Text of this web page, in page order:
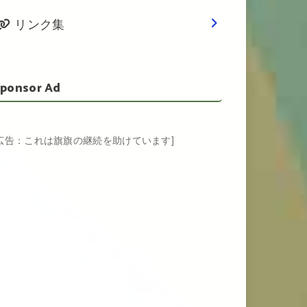
リンク集
Ad
告：これは旗旗の継続を助けています]